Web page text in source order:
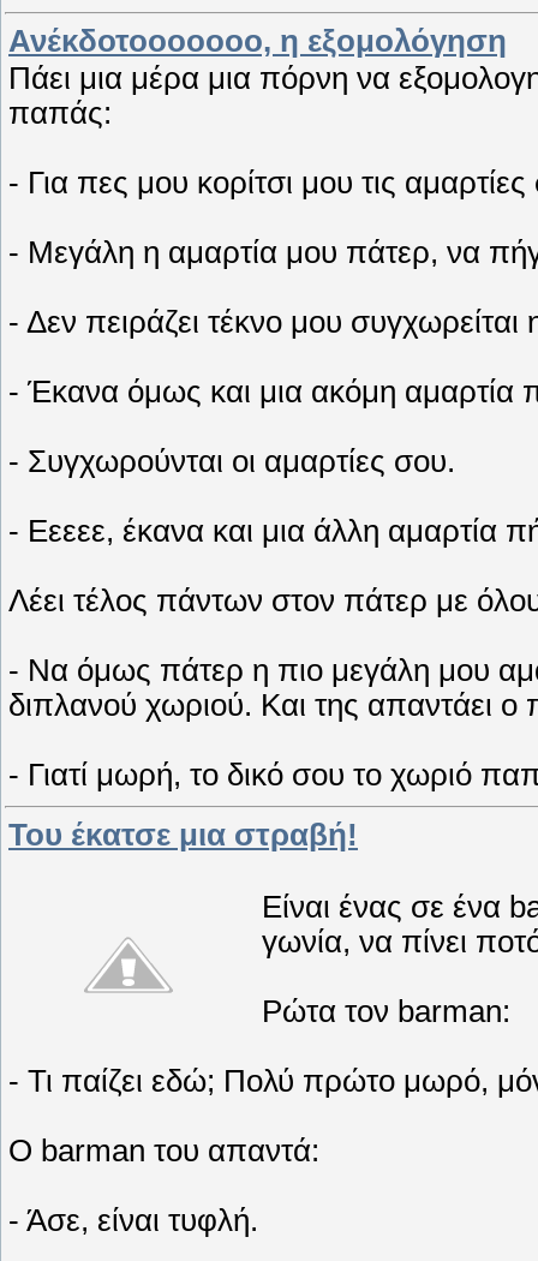
Ανέκδοτοοοοοοο, η εξομολόγηση
Πάει μια μέρα μια πόρνη να
παπάς:
- Για πες μου κορίτσι μου τις
- Μεγάλη η αμαρτία μου πάτερ, να
- Δεν πειράζει τέκνο μου
- Έκανα όμως και μια ακόμη αμαρτία
- Συγχωρούνται οι αμαρτίες σου.
- Εεεεε, έκανα και μια άλλη αμαρτία
Λέει τέλος πάντων στον πάτερ με
- Να όμως πάτερ η πιο μεγάλη μου
διπλανού χωριού. Και της απαντάει
- Γιατί μωρή, το δικό σου το χωριό
Του έκατσε μια στραβή!
Είναι ένας σε ένα
γωνία, να πίνει
Ρώτα τον barman:
- Τι παίζει εδώ; Πολύ πρώτο μωρό,
Ο barman του απαντά:
- Άσε, είναι τυφλή.